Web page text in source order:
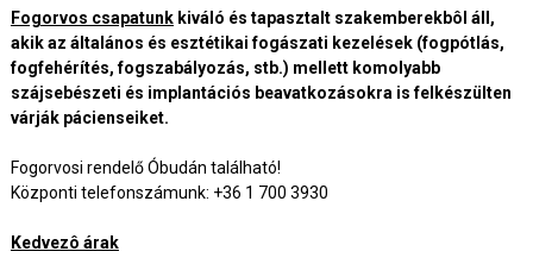
Fogorvos csapatunkkiváló és tapasztalt szakemberekbôl áll,
akik az általános és esztétikai fogászati kezelések (fogpótlás,
fogfehérítés, fogszabályozás, stb.) mellett komolyabb
szájsebészeti és implantációs beavatkozásokra is felkészülten
várják pácienseiket.
Fogorvosi rendelő Óbudán található!
Központi telefonszámunk: +36 1 700 3930
Kedvezô árak